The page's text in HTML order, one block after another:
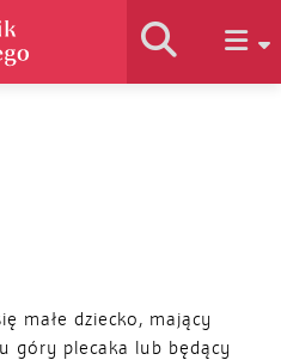
małe dziecko, mający
góry plecaka lub będący